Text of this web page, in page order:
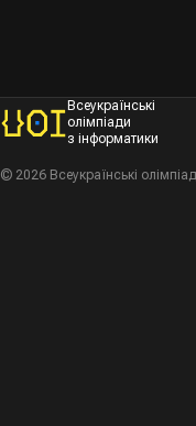
Всеукраїнські
олімпіади
з інформатики
© 2026 Всеукраїнські